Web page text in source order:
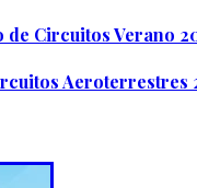
de Circuitos Verano
Aeroterrestres